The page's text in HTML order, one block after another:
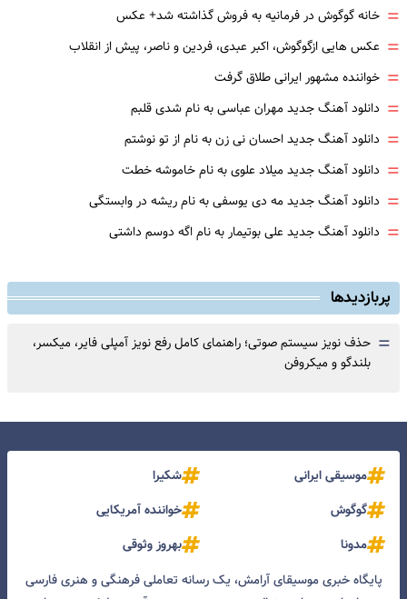
= خانه گوگوش در فرمانیه به فروش گذاشته شد+ عکس
= عکس هایی ازگوگوش، اکبر عبدی، فردین و ناصر، پیش از انقلاب
= خواننده مشهور ایرانی طلاق گرفت
= دانلود آهنگ جدید مهران عباسی به نام شدی قلبم
= دانلود آهنگ جدید احسان نی زن به نام از تو نوشتم
= دانلود آهنگ جدید میلاد علوی به نام خاموشه خطت
= دانلود آهنگ جدید مه دی یوسفی به نام ریشه در وابستگی
= دانلود آهنگ جدید علی بوتیمار به نام اگه دوسم داشتی
پربازدیدها
= حذف نویز سیستم صوتی؛ راهنمای کامل رفع نویز آمپلی فایر، میکسر،
بلندگو و میکروفن
موسیقی ایرانی
شکیرا
گوگوش
خواننده آمریکایی
مدونا
بهروز وثوقی
پایگاه خبری موسیقای آرامش، یک رسانه تعاملی فرهنگی و هنری فارسی